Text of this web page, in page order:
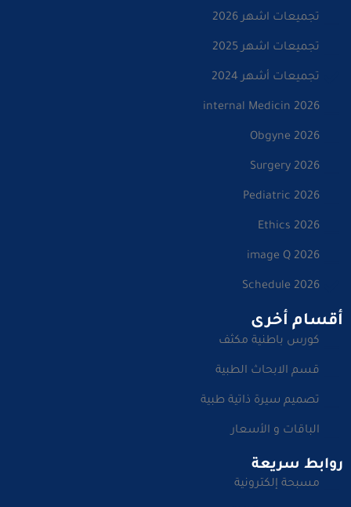
تجميعات اشهر 2026
تجميعات اشهر 2025
تجميعات أشهر 2024
internal Medicin 2026
Obgyne 2026
Surgery 2026
Pediatric 2026
Ethics 2026
image Q 2026
Schedule 2026
أقسام أخرى
كورس باطنية مكثف
قسم الابحاث الطبية
تصميم سيرة ذاتية طبية
الباقات و الأسعار
روابط سريعة
مسبحة إلكترونية